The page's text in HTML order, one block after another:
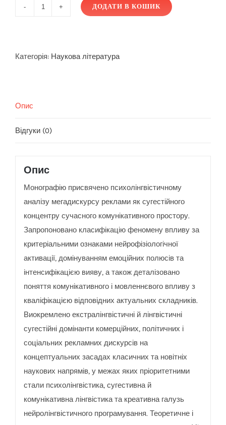
Комунікативна
рекламному
ДОДАТИ В КОШИК
Категорія: Наукова література
Опис
Відгуки (0)
Опис
Монографію присвячено психолінгвістичному
аналізу мегадискурсу реклами як сугестійного
концентру сучасного комунікативного простору.
Запропоновано класифікацію феномену впливу за
критеріальними ознаками нейрофізіологічної
активації, домінуванням емоційних полюсів та
інтенсифікацією вияву, а також деталізовано
поняття комунікативного і мовленнєвого впливу з
кваліфікацією відповідних актуальних складників.
Виокремлено екстралінгвістичні й лінгвістичні
сугестійні домінанти комерційних, політичних і
соціальних рекламних дискурсів на
концептуальних засадах класичних та новітніх
наукових напрямів, у межах яких пріоритетними
стали психолінгвістика, сугестивна й
комунікативна лінгвістика та креативна галузь
нейролінгвістичного програмування. Теоретичне і